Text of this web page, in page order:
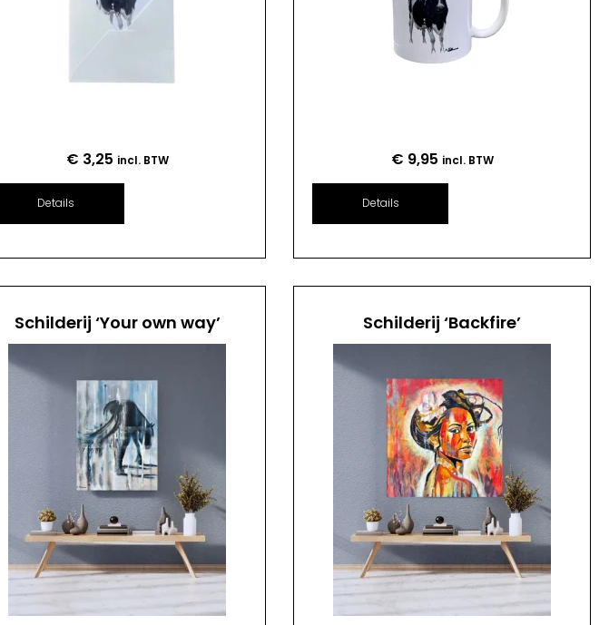
€ 3,25 incl. BTW
Details
€ 9,95 incl. BTW
Details
Schilderij ‘Your own way’ Schilderij ‘Backfire’